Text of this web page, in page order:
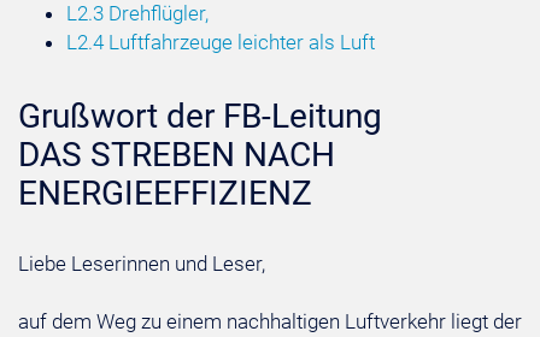
L2.3 Drehflügler,
L2.4 Luftfahrzeuge leichter als Luft
Grußwort der FB-Leitung
DAS STREBEN NACH
ENERGIEEFFIZIENZ
Liebe Leserinnen und Leser,
auf dem Weg zu einem nachhaltigen Luftverkehr liegt der